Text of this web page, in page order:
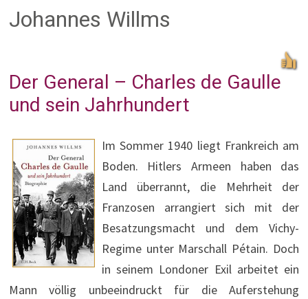
Johannes Willms
Der General – Charles de Gaulle
und sein Jahrhundert
Im Sommer 1940 liegt Frankreich am
Boden. Hitlers Armeen haben das
Land überrannt, die Mehrheit der
Franzosen arrangiert sich mit der
Besatzungsmacht und dem Vichy-
Regime unter Marschall Pétain. Doch
in seinem Londoner Exil arbeitet ein
Mann völlig unbeeindruckt für die Auferstehung